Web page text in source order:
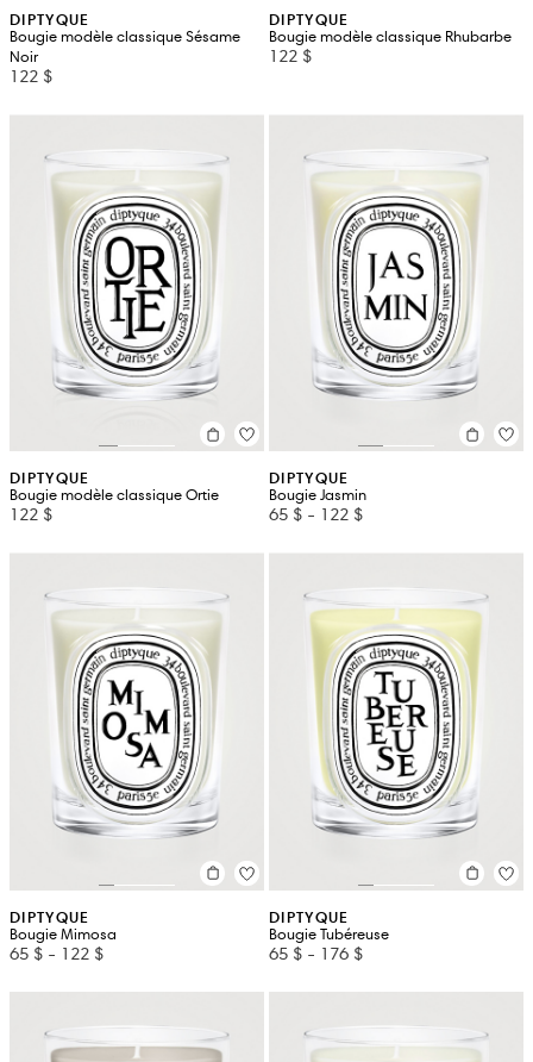
DIPTYQUE
Bougie modèle classique Sésame
Noir
122 $
DIPTYQUE
Bougie modèle classique Rhubarbe
122 $
DIPTYQUE
Bougie modèle classique Ortie
122 $
DIPTYQUE
Bougie Jasmin
65 $ - 122 $
DIPTYQUE
Bougie Mimosa
65 $ - 122 $
DIPTYQUE
Bougie Tubéreuse
65 $ - 176 $